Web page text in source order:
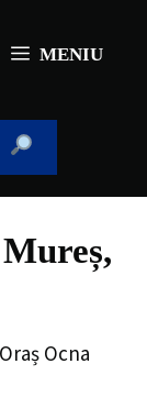
MENIU
Ocna